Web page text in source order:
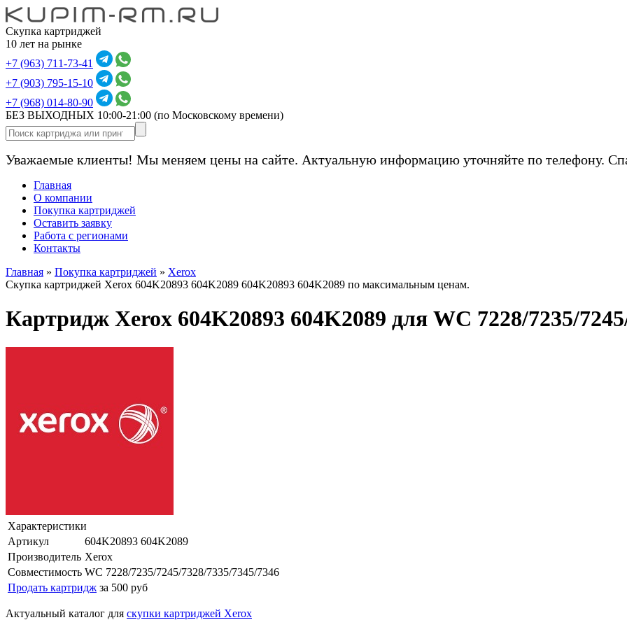
Скупка картриджей
10 лет на рынке
+7 (963) 711-73-41
+7 (903) 795-15-10
+7 (968) 014-80-90
БЕЗ ВЫХОДНЫХ 10:00-21:00 (по Московскому времени)
Уважаемые клиенты! Мы меняем цены на сайте. Актуальную информацию уточняйте по телефону.
Главная
О компании
Покупка картриджей
Оставить заявку
Работа с регионами
Контакты
Главная » Покупка картриджей » Xerox
Скупка картриджей Xerox 604K20893 604K2089 604K20893 604K2089 по максимальным ценам.
Картридж Xerox 604K20893 604K2089 для WC 7228/7235/
Характеристики
Артикул
604K20893 604K2089
Производитель Xerox
Совместимость WC 7228/7235/7245/7328/7335/7345/7346
Продать картридж за 500 руб
Актуальный каталог для скупки картриджей Xerox